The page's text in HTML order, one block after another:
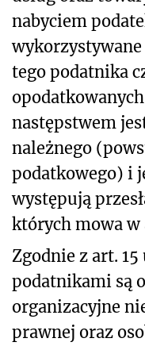
nabyciem
tego podatnika
następstwem
należnego
podatkowego) i
występują
których mowa w
Zgodnie z art. 15
podatnikami są
organizacyjne
prawnej oraz